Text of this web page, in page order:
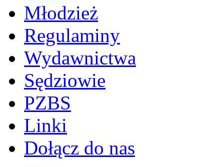
Młodzież
Regulaminy
Wydawnictwa
Sędziowie
PZBS
Linki
Dołącz do nas